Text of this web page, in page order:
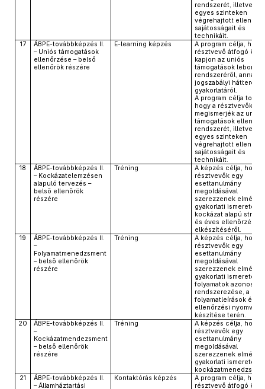
rendszerét, illetve az
egyes szinteken
végrehajtott
sajátosságait és
technikáit.
17
ÁBPE-továbbképzés II.
– Uniós támogatások
ellenőrzése – belső
ellenőrök részére
E-learning képzés
A program célja, hogy
résztvevő átfogó
kapjon az uniós
támogatások
rendszeréről, annak
jogszabályi hátteréről
gyakorlatáról.
A program célja
hogy a résztvevők
megismerjék az uniós
támogatások
rendszerét, illetve az
egyes szinteken
végrehajtott
sajátosságait és
technikáit.
18
ÁBPE-továbbképzés II.
– Kockázatelemzésen
alapuló tervezés –
belső ellenőrök
részére
Tréning
A képzés célja, hogy a
résztvevők egy
esettanulmány
megoldásával
szerezzenek elméleti
gyakorlati
kockázat alapú
és éves ellenőrzési
elkészítéséről.
19
ÁBPE-továbbképzés II.
–
Folyamatmenedzsment
– belső ellenőrök
részére
Tréning
A képzés célja, hogy a
résztvevők egy
esettanulmány
megoldásával
szerezzenek elméleti
gyakorlati
folyamatok
rendszerezése, a
folyamatleírások és
ellenőrzési
készítése terén.
20
ÁBPE-továbbképzés II.
–
Kockázatmendezsment
– belső ellenőrök
részére
Tréning
A képzés célja, hogy a
résztvevők egy
esettanulmány
megoldásával
szerezzenek elméleti
gyakorlati
21
ÁBPE-továbbképzés II.
– Államháztartási
Kontaktórás képzés
A program célja, hogy
résztvevő átfogó